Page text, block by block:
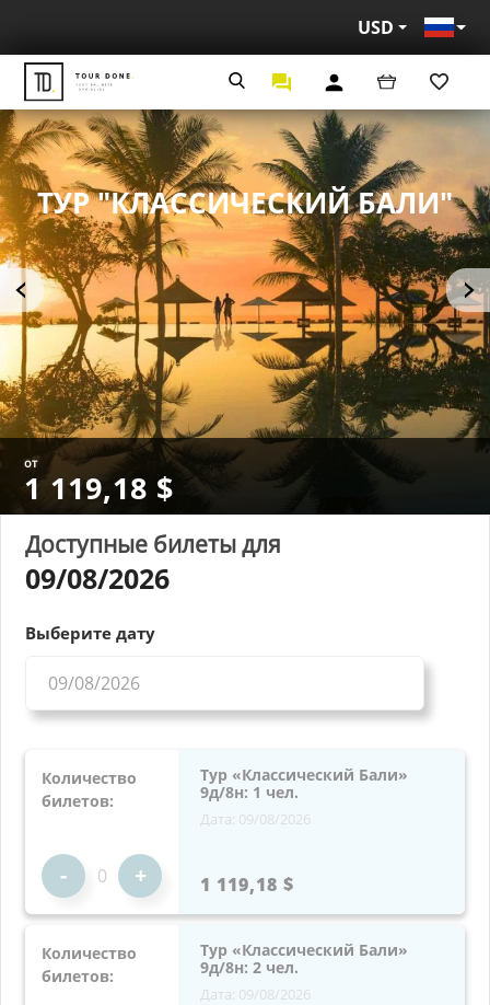
USD Рус
ТУР "КЛАССИЧЕСКИЙ БАЛИ"
от
1 119,18 $
Выберите дату
Доступные билеты для
09/08/2026
Тур «Классический Бали»
9д/8н: 1 чел.
Дата: 09/08/2026
1 119,18 $
Количество
билетов:
- +
Тур «Классический Бали»
9д/8н: 2 чел.
Дата: 09/08/2026
Количество
билетов: